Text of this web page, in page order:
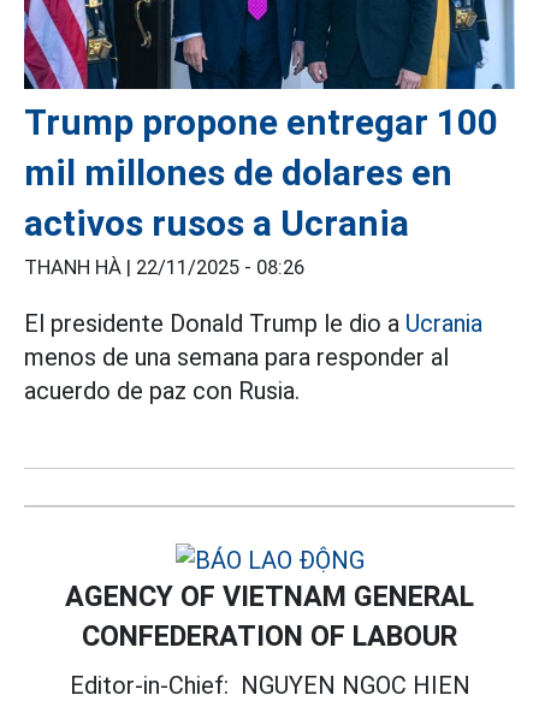
Trump propone entregar 100
mil millones de dolares en
activos rusos a Ucrania
THANH HÀ | 22/11/2025 - 08:26
El presidente Donald Trump le dio a Ucrania
menos de una semana para responder al
acuerdo de paz con Rusia.
AGENCY OF VIETNAM GENERAL
CONFEDERATION OF LABOUR
Editor-in-Chief: NGUYEN NGOC HIEN